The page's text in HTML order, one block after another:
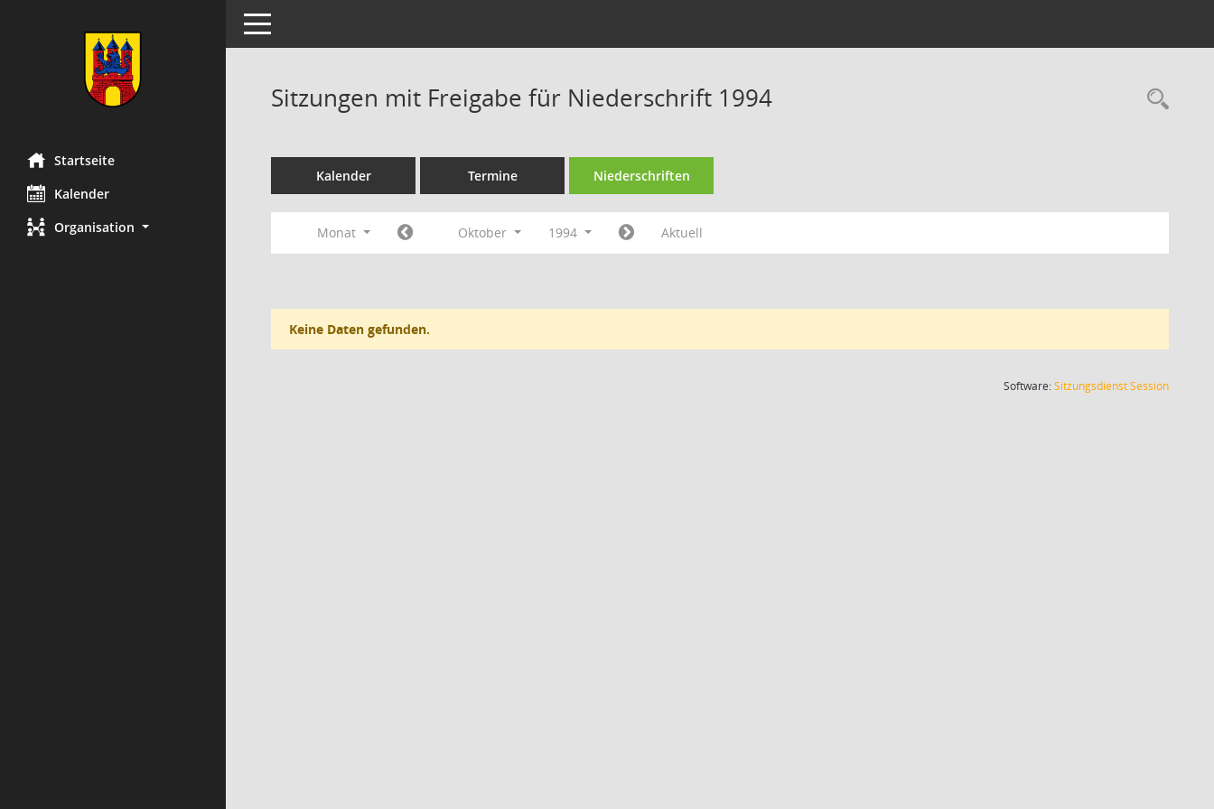
Startseite
Kalender
Organisation
Toggle navigation
Sitzungen mit Freigabe für Niederschrift 1994
Kalender Termine Niederschriften
Monat Oktober 1994 Aktuell
Keine Daten gefunden.
Software:SitzungsdienstSession(Wird in